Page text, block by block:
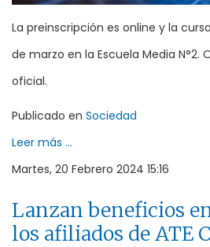
La preinscripción es online y la
de marzo en la Escuela Media
oficial.
Publicado en Sociedad
Leer más ...
Martes, 20 Febrero 2024 15:16
Lanzan beneficios
los afiliados de ATE